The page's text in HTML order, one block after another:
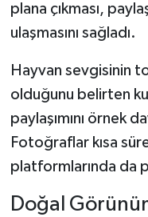
plana çıkması,
ulaşmasını sağladı.
Hayvan sevgisinin
olduğunu belirten
paylaşımını örnek
Fotoğraflar kısa
platformlarında da
Doğal